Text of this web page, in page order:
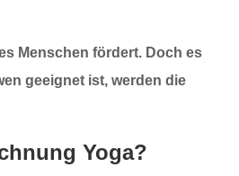
Menschen fördert. Doch es
geeignet ist, werden die
Yoga?